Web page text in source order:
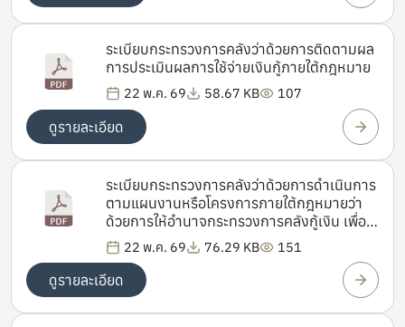
ระเบียบกระทรวงการคลังว่าด้วยการติดตามผล
การประเมินผลการใช้จ่ายเงินกู้ภายใต้กฎหมาย
22 พ.ค. 69 58.67 KB 107
ดูรายละเอียด
ระเบียบกระทรวงการคลังว่าด้วยการดำเนินการ
ตามแผนงานหรือโครงการภายใต้กฎหมายว่า
ด้วยการให้อำนาจกระทรวงการคลังกู้เงิน เพื่อ
แก้ไขปัญหาผลกระทบจากสถานการณ์วิกฤต
ด้านพลังงาน
22 พ.ค. 69 76.29 KB 151
ดูรายละเอียด